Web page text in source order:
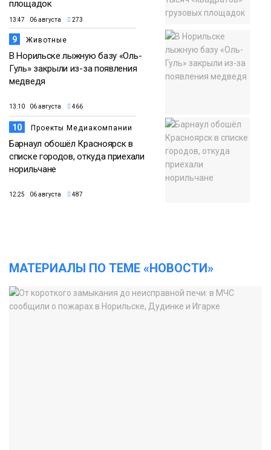
площадок
13:47 06 августа 273
9 Животные
В Норильске лыжную базу «Оль-
Гуль» закрыли из-за появления
медведя
13:10 06 августа 466
10 Проекты Медиакомпании
Барнаул обошёл Красноярск в
списке городов, откуда приехали
норильчане
12:25 06 августа 487
МАТЕРИАЛЫ ПО ТЕМЕ «НОВОСТИ»